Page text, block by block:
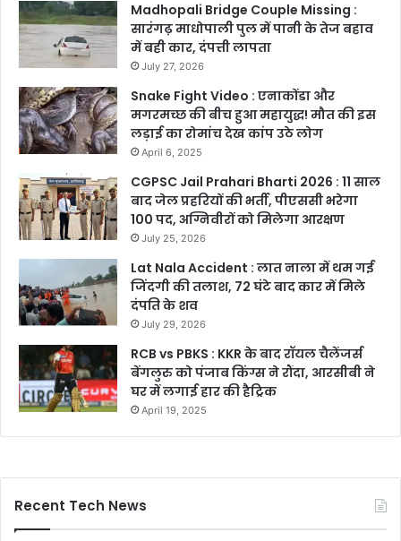
Madhopali Bridge Couple Missing :
सारंगढ़ माधोपाली पुल में पानी के तेज बहाव
में बही कार, दंपत्ती लापता
July 27, 2026
Snake Fight Video : एनाकोंडा और
मगरमच्छ की बीच हुआ महायुद्ध! मौत की इस
लड़ाई का रोमांच देख कांप उठे लोग
April 6, 2025
CGPSC Jail Prahari Bharti 2026 : 11 साल
बाद जेल प्रहरियों की भर्ती, पीएससी भरेगा
100 पद, अग्निवीरों को मिलेगा आरक्षण
July 25, 2026
Lat Nala Accident : लात नाला में थम गई
जिंदगी की तलाश, 72 घंटे बाद कार में मिले
दंपति के शव
July 29, 2026
RCB vs PBKS : KKR के बाद रॉयल चैलेंजर्स
बेंगलुरु को पंजाब किंग्स ने रौंदा, आरसीबी ने
घर में लगाई हार की हैट्रिक
April 19, 2025
Recent Tech News